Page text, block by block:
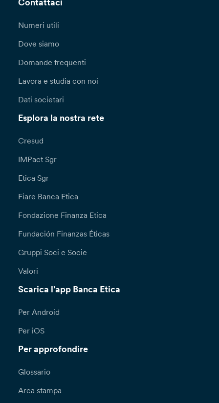
Contattaci
Numeri utili
Dove siamo
Domande frequenti
Lavora e studia con noi
Dati societari
Esplora la nostra rete
Cresud
IMPact Sgr
Etica Sgr
Fiare Banca Etica
Fondazione Finanza Etica
Fundación Finanzas Éticas
Gruppi Soci e Socie
Valori
Scarica l'app Banca Etica
Per Android
Per iOS
Per approfondire
Glossario
Area stampa